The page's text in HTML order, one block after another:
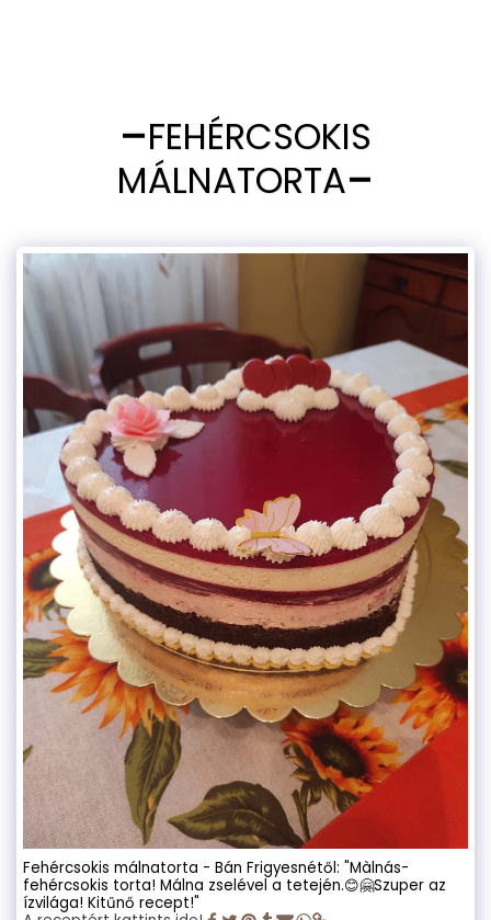
FEHÉRCSOKIS
MÁLNATORTA
Fehércsokis málnatorta - Bán Frigyesnétől: "Màlnás-
fehércsokis torta! Málna zselével a tetején.😊🤗Szuper az
ízvilága! Kitűnő recept!"